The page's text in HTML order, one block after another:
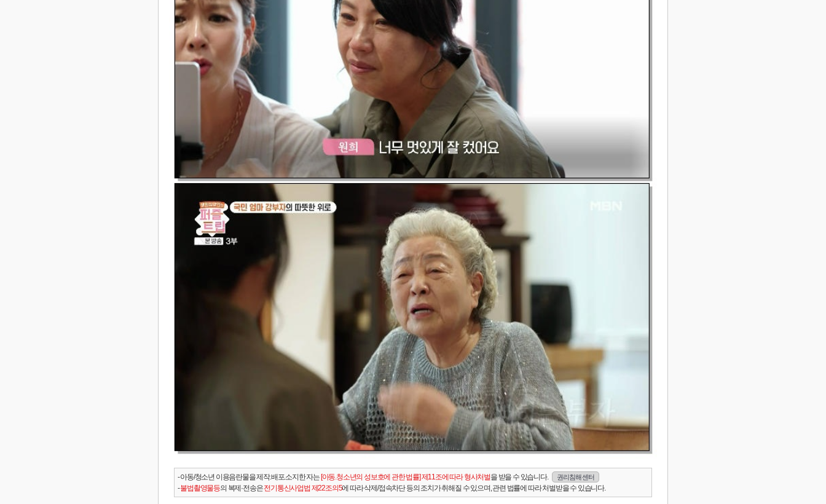
- 아동/청소년 이용음란물을 제작.배포.소지한 자는[아동.청소년의 성보호에 관한 법률] 제11조에 따라 형사처벌을 받을 수 있습니다. 권리침해 센터
-불법촬영물등의 복제·전송은전기통신사업법 제22조의5에 따라 삭제/접속차단 등의 조치가 취해질 수 있으며, 관련 법률에 따라 처벌받을 수 있습니다.